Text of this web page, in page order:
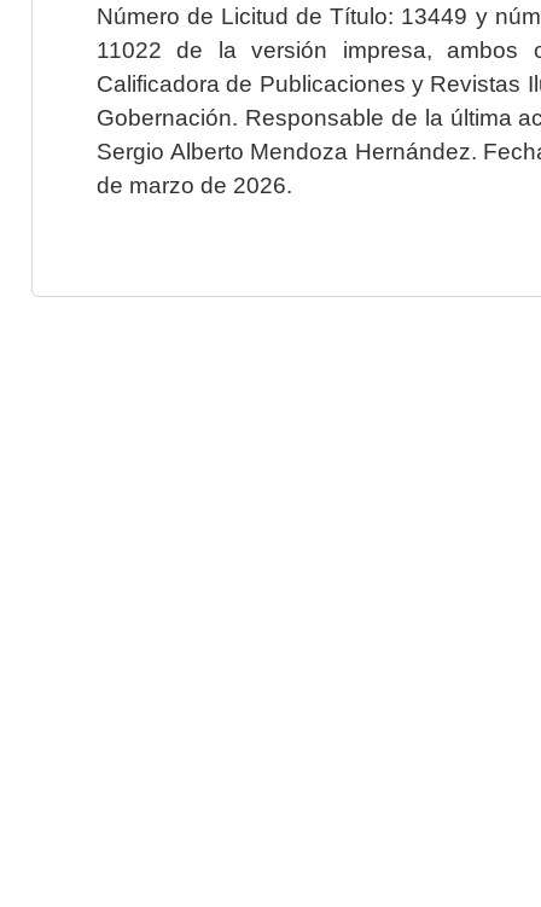
Número de Licitud de Título: 13449 y
11022 de la versión impresa, ambos
Calificadora de Publicaciones y Revistas
Gobernación. Responsable de la última
Sergio Alberto Mendoza Hernández.
de marzo de 2026.